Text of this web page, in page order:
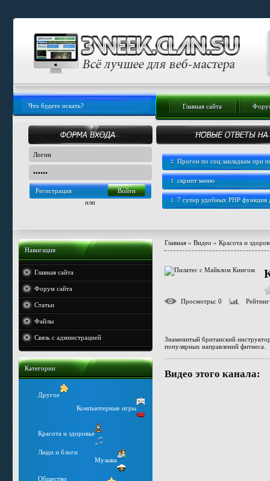
Главная сайта
Регистрация
или
Прогон по соц.закладкам при
скрипт меню
7 супер удобных PHP функция
Навигация
Главная сайта
Форум сайта
Статьи
Файлы
Связь с админстрацией
Категории
Другое
Компьютерные игры
Красота и здоровье
Люди и блоги
Музыка
Общество
Главная» Видео » Красота и
Просмотры: 0 Рейтинг
Знаменитый британский
популярных направлений фитнеса.
Видео этого канала: